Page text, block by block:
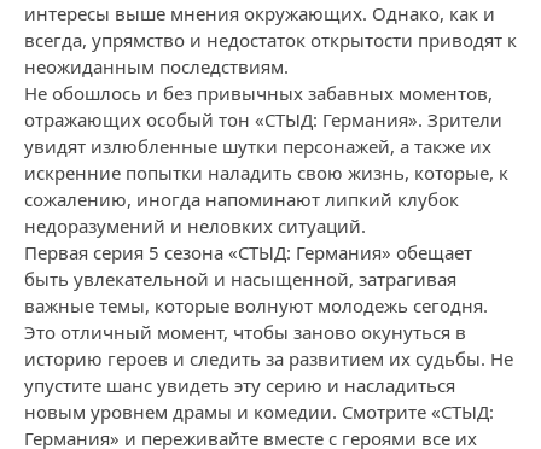
интересы выше мнения окружающих. Однако, как и
всегда, упрямство и недостаток открытости приводят к
неожиданным последствиям.
Не обошлось и без привычных забавных моментов,
отражающих особый тон «СТЫД: Германия». Зрители
увидят излюбленные шутки персонажей, а также их
искренние попытки наладить свою жизнь, которые, к
сожалению, иногда напоминают липкий клубок
недоразумений и неловких ситуаций.
Первая серия 5 сезона «СТЫД: Германия» обещает
быть увлекательной и насыщенной, затрагивая
важные темы, которые волнуют молодежь сегодня.
Это отличный момент, чтобы заново окунуться в
историю героев и следить за развитием их судьбы. Не
упустите шанс увидеть эту серию и насладиться
новым уровнем драмы и комедии. Смотрите «СТЫД:
Германия» и переживайте вместе с героями все их